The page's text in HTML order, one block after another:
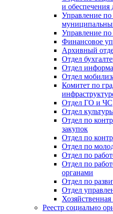
и
Управление
Управление
Финансовое
Архивный
Отдел
Отдел
Отдел
Комитет по
Отдел ГО и ЧС
Отдел
Отдел по
закупок
Отдел по
Отдел по
Отдел по
Отдел по
органами
Отдел по
Отдел
Реестр социально